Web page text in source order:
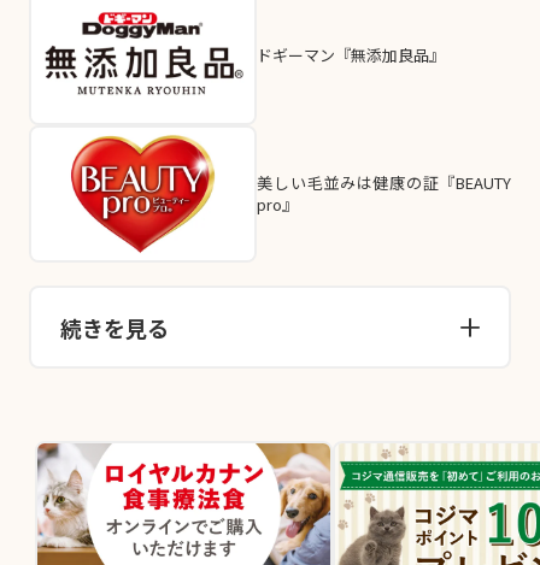
ドギーマン『無添加良品』
美しい毛並みは健康の証『BEAUTY
pro』
続きを見る